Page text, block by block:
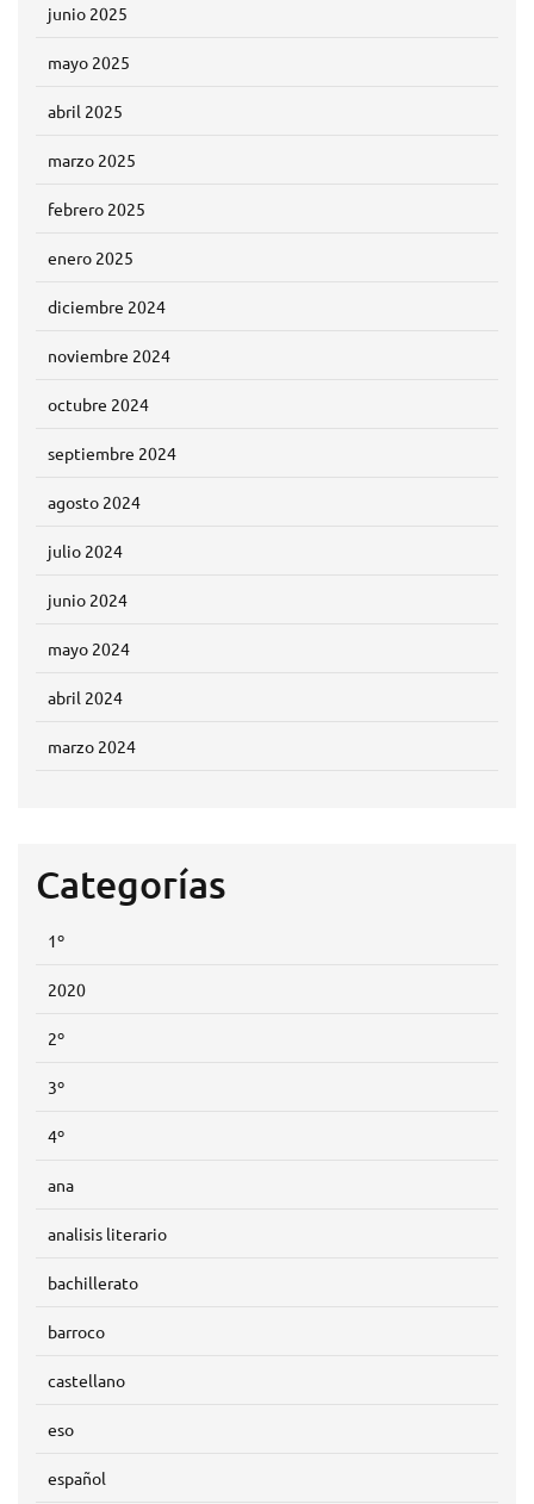
junio 2025
mayo 2025
abril 2025
marzo 2025
febrero 2025
enero 2025
diciembre 2024
noviembre 2024
octubre 2024
septiembre 2024
agosto 2024
julio 2024
junio 2024
mayo 2024
abril 2024
marzo 2024
Categorías
1º
2020
2º
3º
4º
ana
analisis literario
bachillerato
barroco
castellano
eso
español